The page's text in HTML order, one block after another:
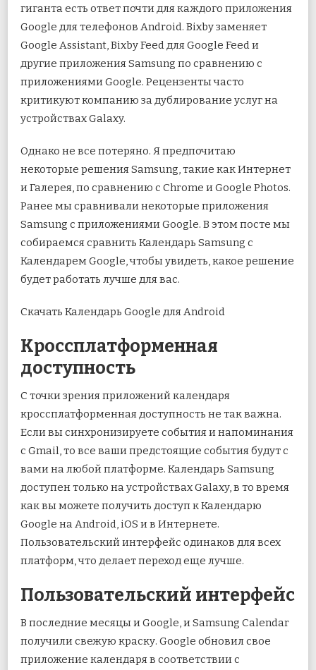
гиганта есть ответ почти для каждого приложения
Google для телефонов Android. Bixby заменяет
Google Assistant, Bixby Feed для Google Feed и
другие приложения Samsung по сравнению с
приложениями Google. Рецензенты часто
критикуют компанию за дублирование услуг на
устройствах Galaxy.
Однако не все потеряно. Я предпочитаю
некоторые решения Samsung, такие как Интернет
и Галерея, по сравнению с Chrome и Google Photos.
Ранее мы сравнивали некоторые приложения
Samsung с приложениями Google. В этом посте мы
собираемся сравнить Календарь Samsung с
Календарем Google, чтобы увидеть, какое решение
будет работать лучше для вас.
Скачать Календарь Google для Android
Кроссплатформенная
доступность
С точки зрения приложений календаря
кроссплатформенная доступность не так важна.
Если вы синхронизируете события и напоминания
с Gmail, то все ваши предстоящие события будут с
вами на любой платформе. Календарь Samsung
доступен только на устройствах Galaxy, в то время
как вы можете получить доступ к Календарю
Google на Android, iOS и в Интернете.
Пользовательский интерфейс одинаков для всех
платформ, что делает переход еще лучше.
Пользовательский интерфейс
В последние месяцы и Google, и Samsung Calendar
получили свежую краску. Google обновил свое
приложение календаря в соответствии с